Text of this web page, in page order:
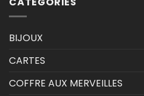
BIJOUX
CARTES
COFFRE AUX MERVEILLES